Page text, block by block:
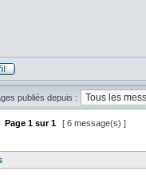
publiés depuis :
Page 1 sur1 [ 6 message(s) ]